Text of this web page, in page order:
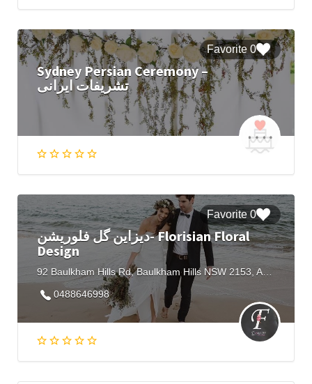
0 Favorite
Sydney Persian Ceremony –
تشریفات ایرانی
0 Favorite
دیزاین گل فلوریشن- Florisian Floral
Design
92 Baulkham Hills Rd, Baulkham Hills NSW 2153, Australia
0488646998